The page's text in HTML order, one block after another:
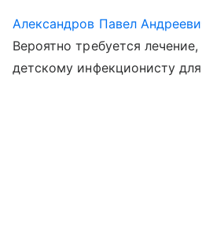
Александров Павел
Вероятно требуется
детскому инфекционисту